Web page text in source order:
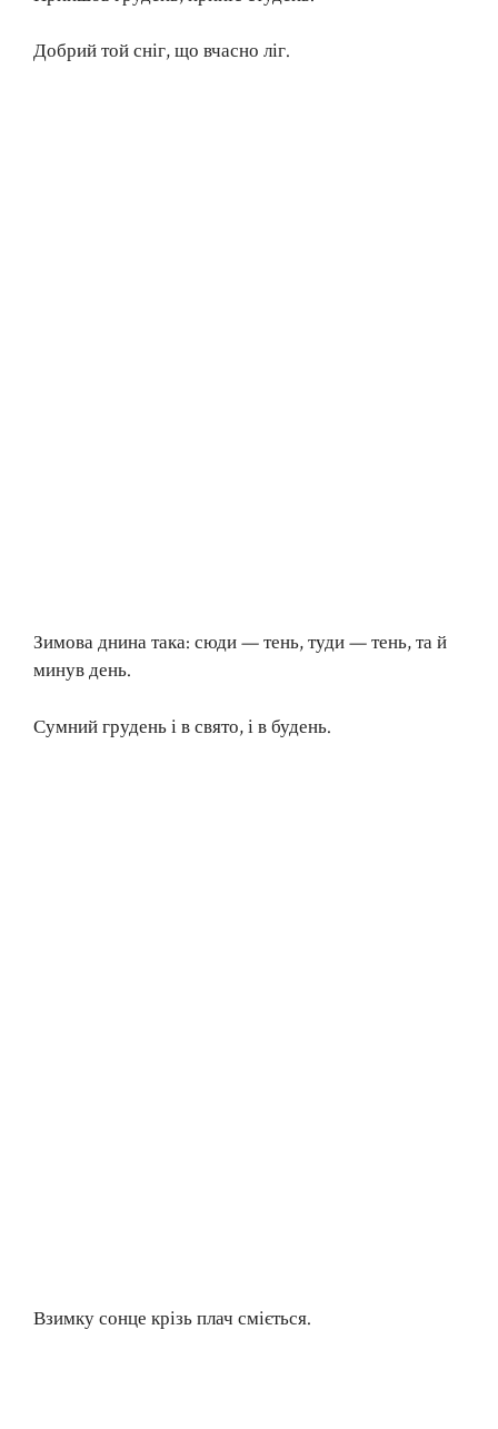
Добрий той сніг, що вчасно ліг.
Зимова днина така: сюди — тень, туди — тень, та й
минув день.
Сумний грудень і в свято, і в будень.
Взимку сонце крізь плач сміється.